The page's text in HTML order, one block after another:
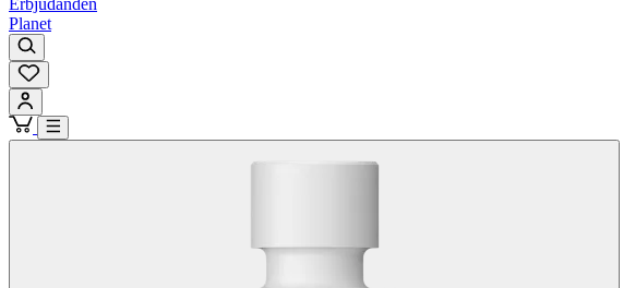
Erbjudanden
Planet